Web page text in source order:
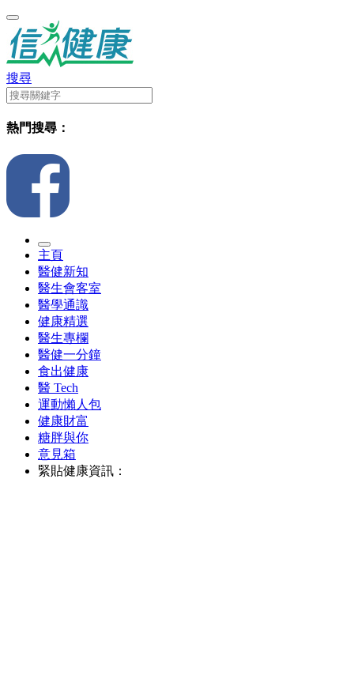
搜尋
熱門搜尋：
主頁
醫健新知
醫生會客室
醫學通識
健康精選
醫生專欄
醫健一分鐘
食出健康
醫 Tech
運動懶人包
健康財富
糖胖與你
意見箱
緊貼健康資訊：